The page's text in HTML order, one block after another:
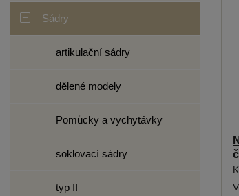
Sádry
artikulační sádry
dělené modely
Pomůcky a vychytávky
soklovací sádry
typ II